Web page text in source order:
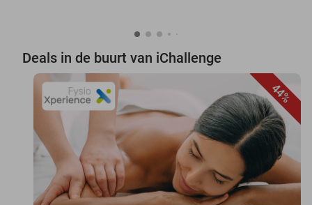
Deals in de buurt van iChallenge
44%